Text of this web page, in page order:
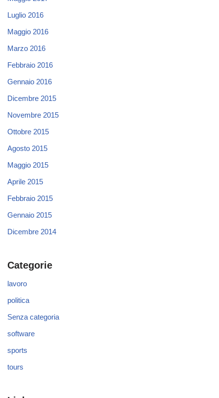
Luglio 2016
Maggio 2016
Marzo 2016
Febbraio 2016
Gennaio 2016
Dicembre 2015
Novembre 2015
Ottobre 2015
Agosto 2015
Maggio 2015
Aprile 2015
Febbraio 2015
Gennaio 2015
Dicembre 2014
Categorie
lavoro
politica
Senza categoria
software
sports
tours